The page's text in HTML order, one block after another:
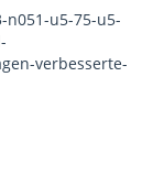
u5-75-u5-
verbesserte-